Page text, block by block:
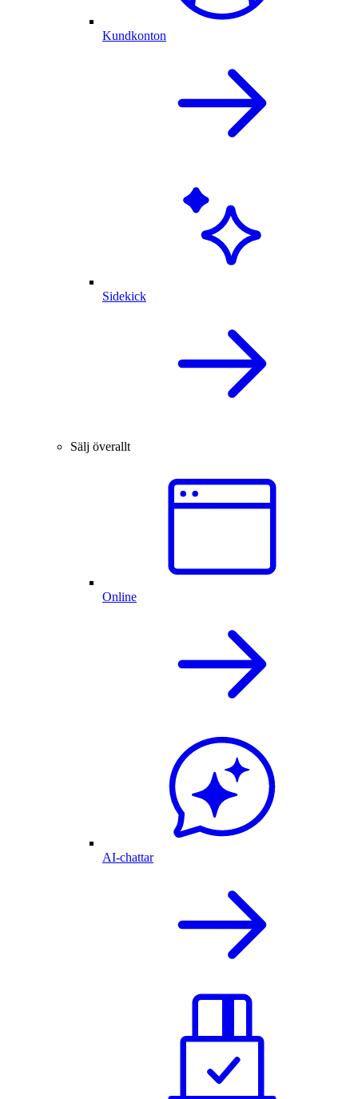
Kundkonton
Sidekick
Sälj överallt
Online
AI-chattar